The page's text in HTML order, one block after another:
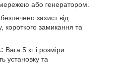
або генератором.
захист від
короткого замикання та
Вага 5 кг і розміри
установку та